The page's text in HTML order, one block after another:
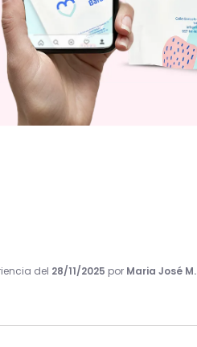
del 28/11/2025 por Maria José M.